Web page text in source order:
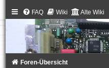
FAQ Wiki Alte Wiki
Foren-Übersicht